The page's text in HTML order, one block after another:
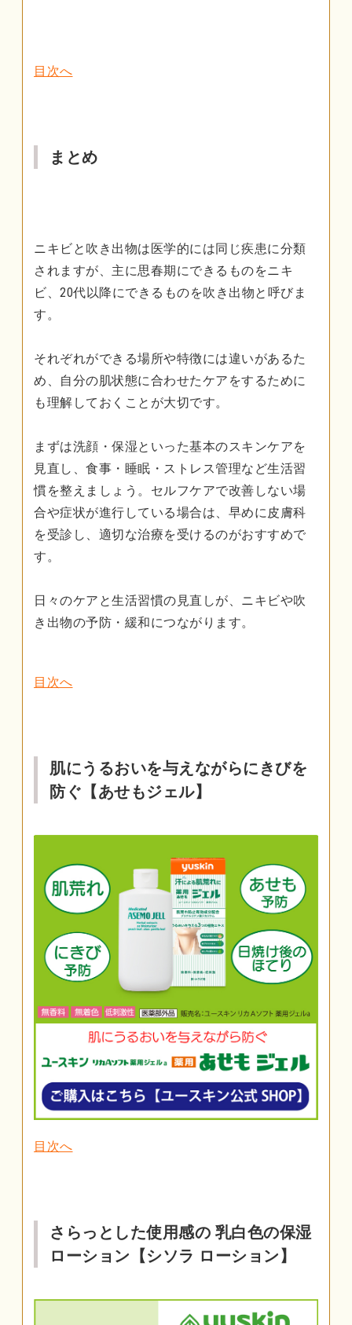
目次へ
まとめ
ニキビと吹き出物は医学的には同じ疾患に分類
されますが、主に思春期にできるものをニキ
ビ、20代以降にできるものを吹き出物と呼びま
す。
それぞれができる場所や特徴には違いがあるた
め、自分の肌状態に合わせたケアをするために
も理解しておくことが大切です。
まずは洗顔・保湿といった基本のスキンケアを
見直し、食事・睡眠・ストレス管理など生活習
慣を整えましょう。セルフケアで改善しない場
合や症状が進行している場合は、早めに皮膚科
を受診し、適切な治療を受けるのがおすすめで
す。
日々のケアと生活習慣の見直しが、ニキビや吹
き出物の予防・緩和につながります。
目次へ
肌にうるおいを与えながらにきびを
防ぐ【あせもジェル】
目次へ
さらっとした使用感の 乳白色の保湿
ローション【シソラ ローション】